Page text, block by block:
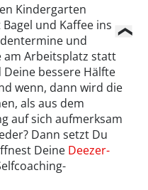
Kindergarten
und Kaffee ins
und
Arbeitsplatz statt
bessere Hälfte
wenn, dann wird die
als aus dem
auf sich aufmerksam
Dann setzt Du
Deine Deezer-